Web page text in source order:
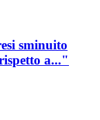
sminuito
a..."